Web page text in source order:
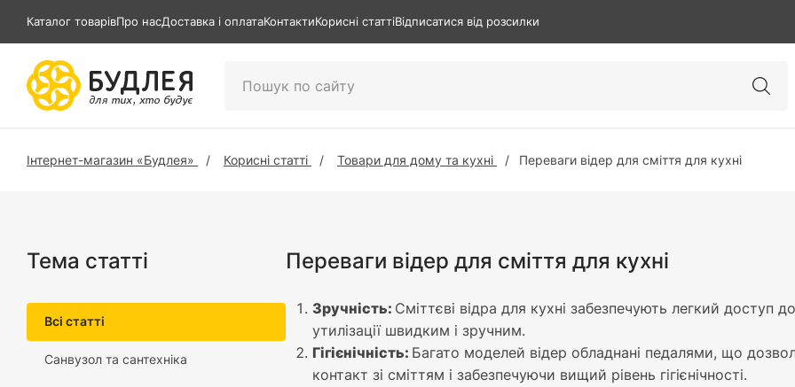
Каталог товарівПро насДоставка і оплатаКонтактиКорисні статтіВідписатися від розсилки
Інтернет-магазин «Будлея» Корисні статті Товари для дому та кухні Переваги відер для сміття для кухні
Тема статті
Всі статті
Санвузол та сантехніка
Переваги відер для сміття для кухні
Зручність: Сміттєві відра для кухні забезпечують легкий доступ
утилізації швидким і зручним.
Гігієнічність: Багато моделей відер обладнані педалями, що
контакт зі сміттям і забезпечуючи вищий рівень гігієнічності.